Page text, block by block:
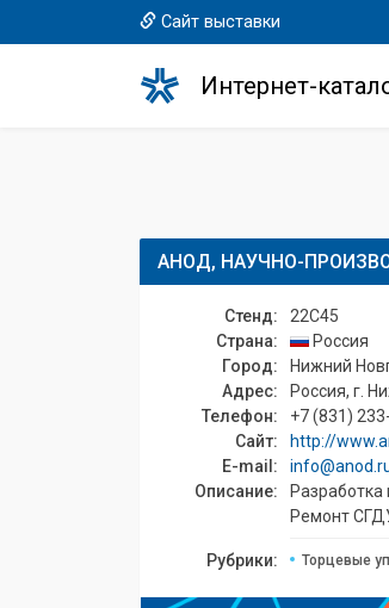
Сайт выставки
Интернет-
АНОД, НАУЧНО-
Стенд:
22C45
Страна:
Россия
Город:
Нижний
Адрес:
Россия, г.
Телефон:
+7 (831)
Сайт:
http://
E-mail:
Описание:
Ремонт
Рубрики: Торцевые